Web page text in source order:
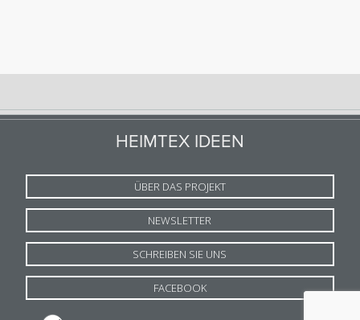
HEIMTEX IDEEN
ÜBER DAS PROJEKT
NEWSLETTER
SCHREIBEN SIE UNS
FACEBOOK